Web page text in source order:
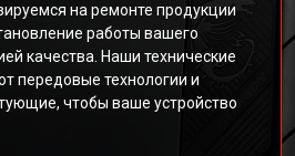
на ремонте продукции
работы вашего
качества. Наши технические
передовые технологии и
чтобы ваше устройство